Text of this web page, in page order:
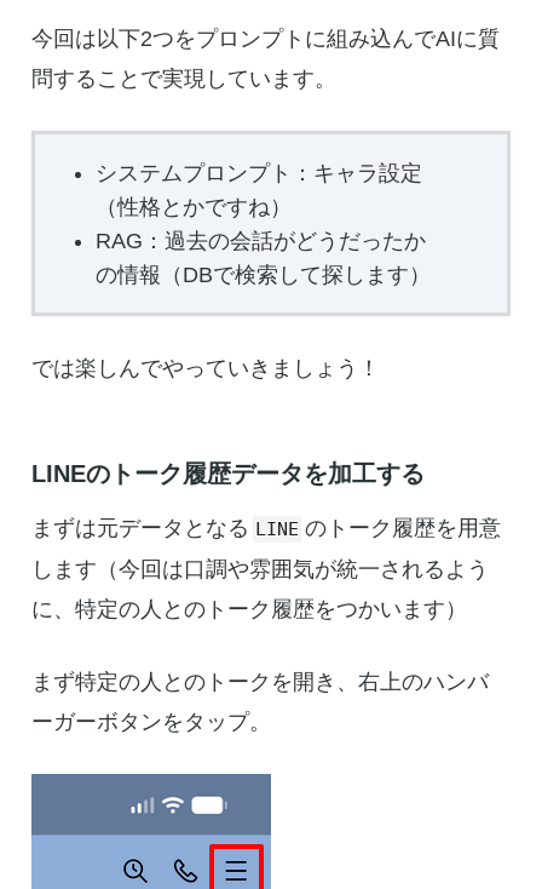
今回は以下2つをプロンプトに組み込んでAIに質
問することで実現しています。
システムプロンプト：キャラ設定
（性格とかですね）
RAG：過去の会話がどうだったか
の情報（DBで検索して探します）
では楽しんでやっていきましょう！
LINEのトーク履歴データを加工する
まずは元データとなる LINE のトーク履歴を用意
します（今回は口調や雰囲気が統一されるよう
に、特定の人とのトーク履歴をつかいます）
まず特定の人とのトークを開き、右上のハンバ
ーガーボタンをタップ。